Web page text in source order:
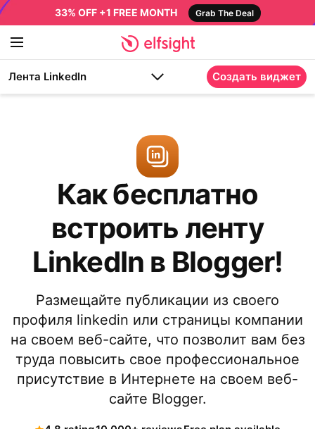
33% OFF +1 FREE MONTH Grab The Deal
Лента LinkedIn Создать виджет
Как бесплатно
встроить ленту
LinkedIn в Blogger!
Размещайте публикации из своего
профиля linkedin или страницы компании
на своем веб-сайте, что позволит вам без
труда повысить свое профессиональное
присутствие в Интернете на своем веб-
сайте Blogger.